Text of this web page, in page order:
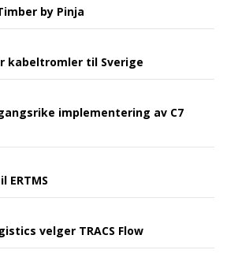
by Pinja
kabeltromler til Sverige
implementering av C7
ERTMS
velger TRACS Flow